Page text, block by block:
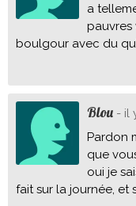
a
pauvres
boulgour avec du
Blou - il
Pardon
que
oui je
fait sur la journée, et